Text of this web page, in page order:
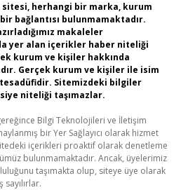
herhangi bir marka, kurum
bağlantısı bulunmamaktadır.
makaleler
yer alan içerikler haber niteliği
kurum ve kişiler hakkında
Gerçek kurum ve kişiler ile isim
Sitemizdeki bilgiler
niteliği taşımazlar.
Bilgi Teknolojileri ve İletişim
bir Yer Sağlayıcı olarak hizmet
içerikleri proaktif olarak denetleme
bulunmamaktadır. Ancak, üyelerimiz
taşımakta olup, siteye üye olarak